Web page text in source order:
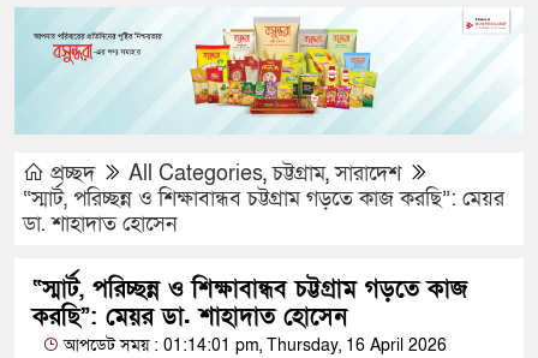
প্রচ্ছদ All Categories,চট্টগ্রাম,সারাদেশ
“স্মার্ট, পরিচ্ছন্ন ও শিক্ষাবান্ধব চট্টগ্রাম গড়তে কাজ করছি”: মেয়র
ডা. শাহাদাত হোসেন
“স্মার্ট, পরিচ্ছন্ন ও শিক্ষাবান্ধব চট্টগ্রাম গড়তে কাজ
করছি”: মেয়র ডা. শাহাদাত হোসেন
আপডেট সময় : 01:14:01 pm, Thursday, 16 April 2026